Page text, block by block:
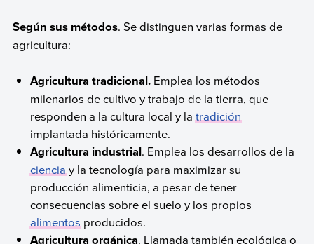
Según sus métodos. Se distinguen varias formas de
agricultura:
Agricultura tradicional. Emplea los métodos
milenarios de cultivo y trabajo de la tierra, que
responden a la cultura local y latradición
implantada históricamente.
Agricultura industrial. Emplea los desarrollos de la
cienciay la tecnología para maximizar su
producción alimenticia, a pesar de tener
consecuencias sobre el suelo y los propios
alimentosproducidos.
Agricultura orgánica. Llamada también ecológica o